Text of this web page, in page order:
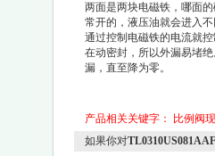
两面是两块电磁铁，哪面
常开的，液压油就会进入
通过控制电磁铁的电流就
在动密封，所以外漏易堵
漏，直至降为零。
产品相关关键字： 比例阀
如果你对